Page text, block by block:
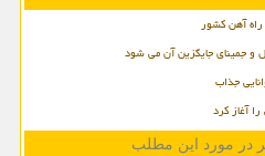
آهن کشور
و جمینای جایگزین آن می شود
آغاز کرد
در مورد این مطلب